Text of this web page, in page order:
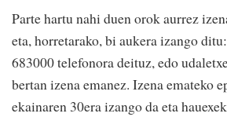
Parte hartu nahi duen orok aurrez
eta, horretarako, bi aukera izango
683000 telefonora deituz, edo
bertan izena emanez. Izena emateko
ekainaren 30era izango da eta